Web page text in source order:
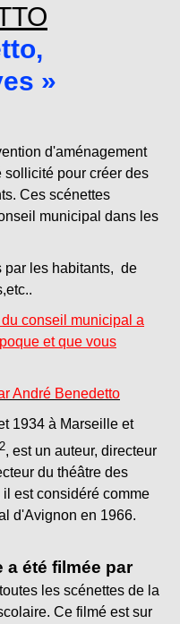
»
d'aménagement
sollicité pour créer des
Ces scénettes
municipal dans les
par les habitants, de
conseil municipal a
et que vous
André Benedetto
1934 à Marseille et
2, est un auteur, directeur
du théâtre des
est considéré comme
d'Avignon en 1966.
a été filmée par
les scénettes de la
Ce filmé est sur